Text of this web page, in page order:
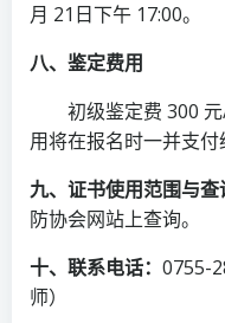
月 21日下午 17:00。
八、鉴定费用
初级鉴定费 300 元/
用将在报名时一并支付
九、证书使用范围与查
防协会网站上查询。
十、联系电话： 0755-
师）